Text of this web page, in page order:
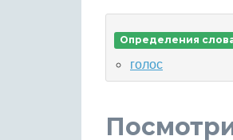
Определения
голос